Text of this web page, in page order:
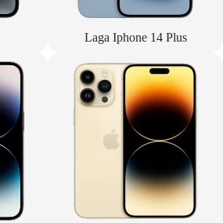
Laga Iphone 14 Plus